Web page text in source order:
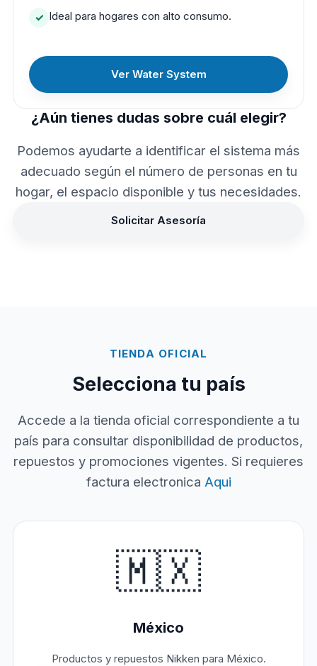
Ideal para hogares con alto consumo.
Ver Water System
¿Aún tienes dudas sobre cuál elegir?
Podemos ayudarte a identificar el sistema más
adecuado según el número de personas en tu
hogar, el espacio disponible y tus necesidades.
Solicitar Asesoría
TIENDA OFICIAL
Selecciona tu país
Accede a la tienda oficial correspondiente a tu
país para consultar disponibilidad de productos,
repuestos y promociones vigentes. Si requieres
factura electronica Aqui
🇲🇽
México
Productos y repuestos Nikken para México.